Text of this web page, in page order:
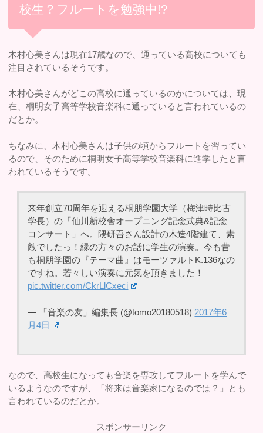
校生？フルートを勉強中!?
木村心美さんは現在17歳なので、通っている高校についても
注目されているそうです。
木村心美さんがどこの高校に通っているのかについては、現
在、桐明女子高等学校音楽科に通っていると言われているの
だとか。
ちなみに、木村心美さんは子供の頃からフルートを習ってい
るので、そのために桐明女子高等学校音楽科に進学したと言
われているそうです。
来年創立70周年を迎える桐朋学園大学（梅津時比古
学長）の「仙川新校舎オープニング記念式典&記念
コンサート」へ。隈研吾さん設計の木造4階建て、素
敵でしたっ！縁の方々のお話に学生の演奏。今も昔
も桐朋学園の『テーマ曲』はモーツァルトK.136なの
ですね。若々しい演奏に元気を頂きました！
pic.twitter.com/CkrLlCxeci
— 「音楽の友」編集長 (@tomo20180518) 2017年6
月4日
なので、高校生になっても音楽を専攻してフルートを学んで
いるようなのですが、「将来は音楽家になるのでは？」とも
言われているのだとか。
スポンサーリンク